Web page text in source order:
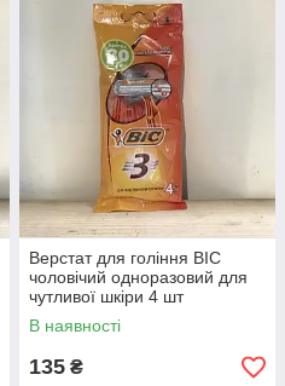
Верстат для гоління BIC
чоловічий одноразовий для
чутливої шкіри 4 шт
В наявності
135 ₴